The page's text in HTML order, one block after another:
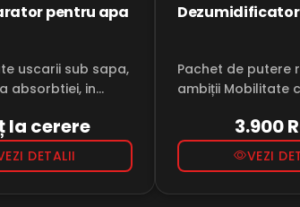
pentru apa
uscarii sub sapa,
absorbtiei, in
la cerere
DETALII
Dezumidificator
Pachet de putere
ambiții Mobilitate crescuta
avantajos in ca...
3.900
VEZI